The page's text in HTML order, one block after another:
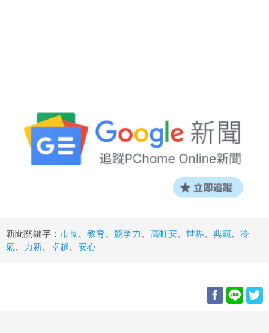
新聞關鍵字： 市長 教育 競爭力 高虹安 世界 典範
冷
氣
力新 卓越 安心